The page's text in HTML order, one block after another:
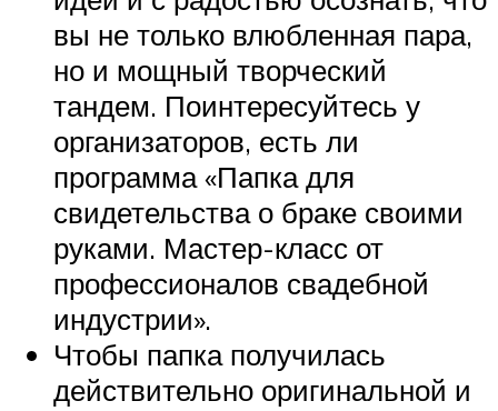
вы не только влюбленная пара,
но и мощный творческий
тандем. Поинтересуйтесь у
организаторов, есть ли
программа «Папка для
свидетельства о браке своими
руками. Мастер-класс от
профессионалов свадебной
индустрии».
Чтобы папка получилась
действительно оригинальной и